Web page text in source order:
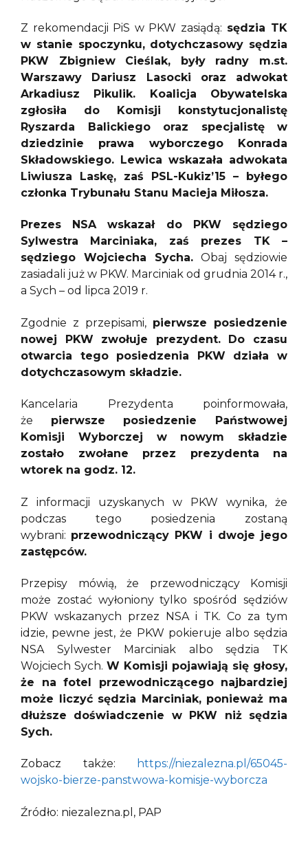
Z rekomendacji PiS w PKW zasiądą: sędzia TK
w stanie spoczynku, dotychczasowy sędzia
PKW Zbigniew Cieślak, były radny m.st.
Warszawy Dariusz Lasocki oraz adwokat
Arkadiusz Pikulik. Koalicja Obywatelska
zgłosiła do Komisji konstytucjonalistę
Ryszarda Balickiego oraz specjalistę w
dziedzinie prawa wyborczego Konrada
Składowskiego. Lewica wskazała adwokata
Liwiusza Laskę, zaś PSL-Kukiz’15 – byłego
członka Trybunału Stanu Macieja Miłosza.
Prezes NSA wskazał do PKW sędziego
Sylwestra Marciniaka, zaś prezes TK –
sędziego Wojciecha Sycha. Obaj sędziowie
zasiadali już w PKW. Marciniak od grudnia 2014 r.,
a Sych – od lipca 2019 r.
Zgodnie z przepisami, pierwsze posiedzenie
nowej PKW zwołuje prezydent. Do czasu
otwarcia tego posiedzenia PKW działa w
dotychczasowym składzie.
Kancelaria Prezydenta poinformowała,
że pierwsze posiedzenie Państwowej
Komisji Wyborczej w nowym składzie
zostało zwołane przez prezydenta na
wtorek na godz. 12.
Z informacji uzyskanych w PKW wynika, że
podczas tego posiedzenia zostaną
wybrani: przewodniczący PKW i dwoje jego
zastępców.
Przepisy mówią, że przewodniczący Komisji
może zostać wyłoniony tylko spośród sędziów
PKW wskazanych przez NSA i TK. Co za tym
idzie, pewne jest, że PKW pokieruje albo sędzia
NSA Sylwester Marciniak albo sędzia TK
Wojciech Sych. W Komisji pojawiają się głosy,
że na fotel przewodniczącego najbardziej
może liczyć sędzia Marciniak, ponieważ ma
dłuższe doświadczenie w PKW niż sędzia
Sych.
Zobacz także:
https://niezalezna.pl/65045-
wojsko-bierze-panstwowa-komisje-wyborcza
Źródło: niezalezna.pl, PAP